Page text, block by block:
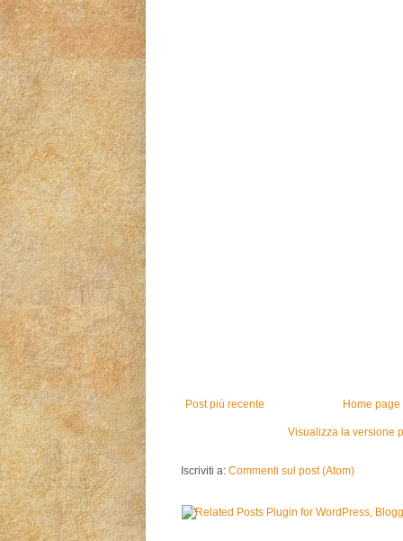
Post più recente Home page
Visualizza la versione
Iscriviti a:Commenti sul post (Atom)